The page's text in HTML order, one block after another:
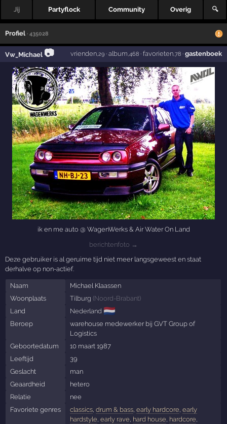
Jij Partyflock Community Overig 🔍
Profiel · 435028
Vw_Michael 📷 vrienden,29· album ,468· favorieten,78· gastenboek
ik en me auto @ WagenWerks & Air Water On Land
berichtenfoto →
Deze gebruiker is al geruime tijd niet meer langsgeweest en staat
derhalve op non-actief.
Naam
Michael Klaassen
Woonplaats
Tilburg (Noord-Brabant)
Land
Nederland 🇳🇱
Beroep
warehouse medewerker bij GVT Group of
Logistics
Geboortedatum
10 maart 1987
Leeftijd
39
Geslacht
man
Geaardheid
hetero
Relatie
nee
Favoriete genres
classics, drum & bass, early hardcore, early
hardstyle, early rave, hard house, hardcore,